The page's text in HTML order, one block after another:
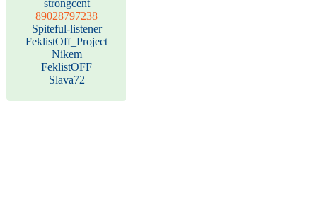
strongcent
89028797238
Spiteful-listener
FeklistOff_Project
Nikem
FeklistOFF
Slava72